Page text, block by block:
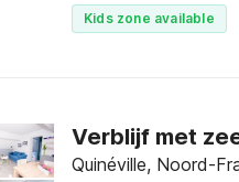
Kids zone available
Verblijf met
Quinéville, Noord-